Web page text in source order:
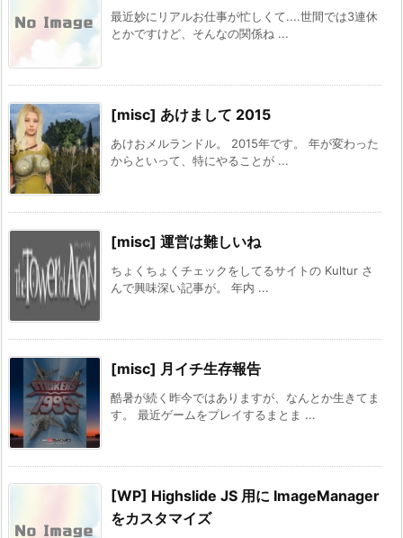
最近妙にリアルお仕事が忙しくて....世間では3連休
とかですけど、そんなの関係ね ...
[misc] あけまして 2015
あけおメルランドル。 2015年です。 年が変わった
からといって、特にやることが ...
[misc] 運営は難しいね
ちょくちょくチェックをしてるサイトの Kultur さ
んで興味深い記事が。 年内 ...
[misc] 月イチ生存報告
酷暑が続く昨今ではありますが、なんとか生きてま
す。 最近ゲームをプレイするまとま ...
[WP] Highslide JS 用に ImageManager
をカスタマイズ